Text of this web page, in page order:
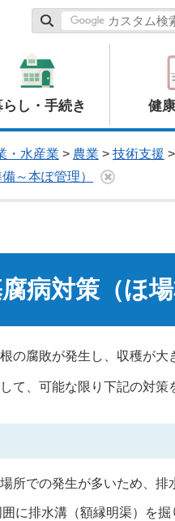
らし・手続き 健
・水産業 > 農業 > 技術支援 >
～本ぽ管理）
病対策（ほ場
の腐敗が発生し、収穫が大
て、可能な限り下記の対策
所での発生が多いため、排
に排水溝（額縁明渠）を